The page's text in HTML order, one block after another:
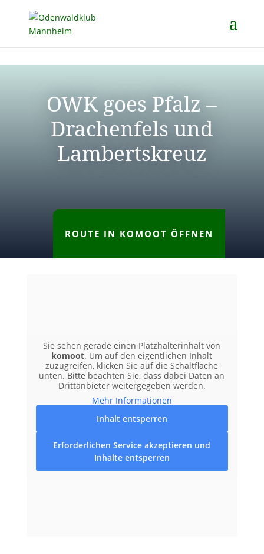
OWK goes Pfalz –
Drachenfels und
Lambertskreuz
ROUTE IN KOMOOT ÖFFNEN
Sie sehen gerade einen Platzhalterinhalt von
komoot. Um auf den eigentlichen Inhalt
zuzugreifen, klicken Sie auf die Schaltfläche
unten. Bitte beachten Sie, dass dabei Daten an
Drittanbieter weitergegeben werden.
Mehr Informationen
Inhalt entsperren
Erforderlichen Service akzeptieren und
Inhalte entsperren